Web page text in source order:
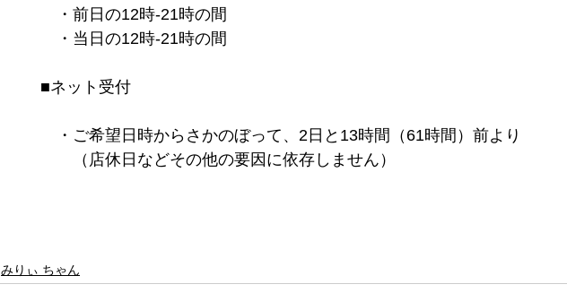
・前日の12時-21時の間
・当日の12時-21時の間
■ネット受付
・ご希望日時からさかのぼって、2日と13時間（61時間）前より
（店休日などその他の要因に依存しません）
みりぃ ちゃん